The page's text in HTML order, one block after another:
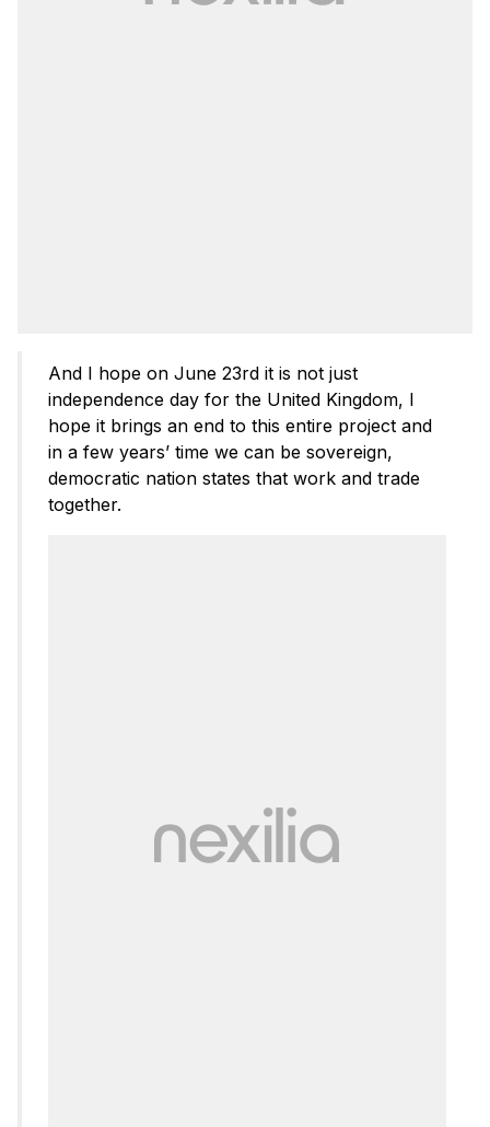
And I hope on June 23rd it is not just
independence day for the United Kingdom, I
hope it brings an end to this entire project and
in a few years’ time we can be sovereign,
democratic nation states that work and trade
together.